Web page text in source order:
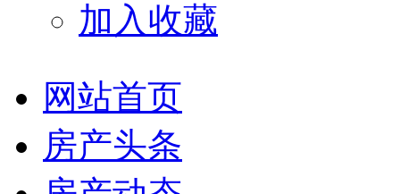
加入收藏
网站首页
房产头条